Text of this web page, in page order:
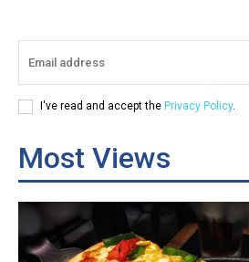
Subscription
Free limited access
Subscription
Free limited access
I've read and accept the Privacy Policy.
Most Views